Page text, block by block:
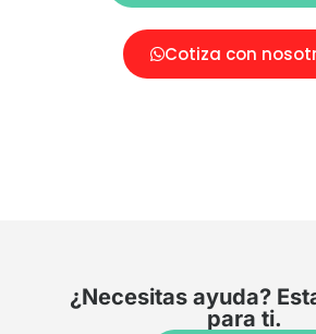
Cotiza con
¿Necesitas ayuda?
para ti.